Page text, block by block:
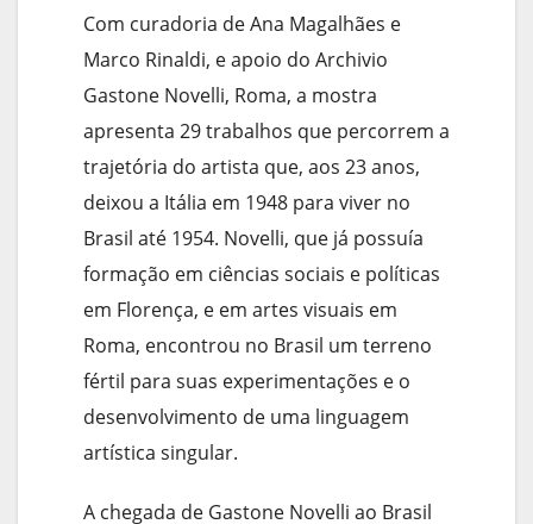
Com curadoria de Ana Magalhães e
Marco Rinaldi, e apoio do Archivio
Gastone Novelli, Roma, a mostra
apresenta 29 trabalhos que percorrem a
trajetória do artista que, aos 23 anos,
deixou a Itália em 1948 para viver no
Brasil até 1954. Novelli, que já possuía
formação em ciências sociais e políticas
em Florença, e em artes visuais em
Roma, encontrou no Brasil um terreno
fértil para suas experimentações e o
desenvolvimento de uma linguagem
artística singular.
A chegada de Gastone Novelli ao Brasil